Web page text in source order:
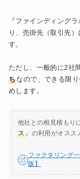
『ファインディング
り、売掛先（取引先
す。
ただし、一般的に2社
ちなので、できる限
めします。
他社との相見積もり
ス 』の利用がオスス
ファクタリング
版】